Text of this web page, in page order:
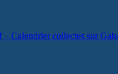
– Calendrier collectes sur